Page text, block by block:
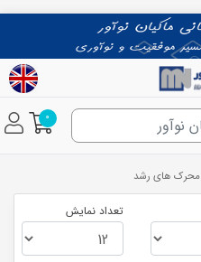
0
محرک های رشد
تعداد نمایش